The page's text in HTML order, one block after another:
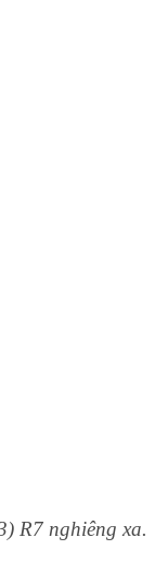
R7 nghiêng xa.